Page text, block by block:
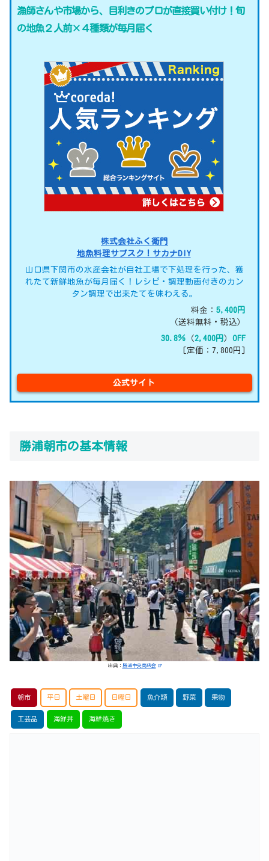
漁師さんや市場から、目利きのプロが直接買い付け！旬
の地魚２人前×４種類が毎月届く
株式会社ふく衛門
地魚料理サブスク！サカナDIY
山口県下関市の水産会社が自社工場で下処理を行った、獲
れたて新鮮地魚が毎月届く！レシピ・調理動画付きのカン
タン調理で出来たてを味わえる。
料金：5,400円
（送料無料・税込）
30.8％
（2,400円）OFF
[定価：7,800円]
公式サイト
勝浦朝市の基本情報
出典： 勝浦中央商店会
朝市 平日 土曜日 日曜日 魚介類 野菜 果物
工芸品 海鮮丼 海鮮焼き